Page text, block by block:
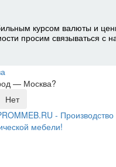
курсом валюты и
просим связываться с
— Москва?